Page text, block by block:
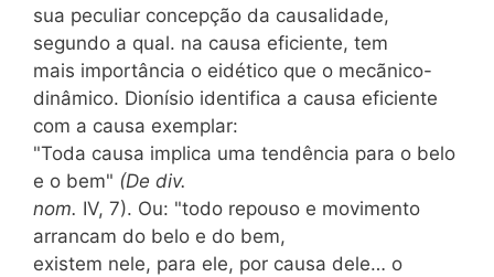
sua peculiar concepção da causalidade,
segundo a qual. na causa eficiente, tem
mais importância o eidético que o mecãnico-
dinâmico. Dionísio identifica a causa eficiente
com a causa exemplar:
"Toda causa implica uma tendência para o belo
e o bem" (De div.
nom. IV, 7). Ou: "todo repouso e movimento
arrancam do belo e do bem,
existem nele, para ele, por causa dele… o